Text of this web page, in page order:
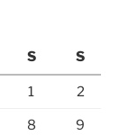
S S
1 2
8 9